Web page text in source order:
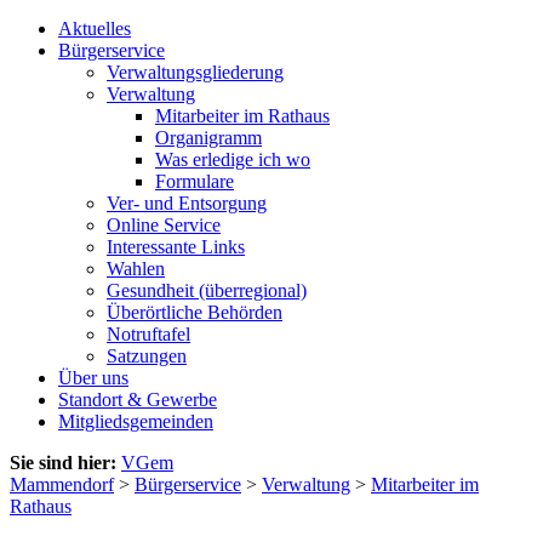
Aktuelles
Bürgerservice
Verwaltungsgliederung
Verwaltung
Mitarbeiter im Rathaus
Organigramm
Was erledige ich wo
Formulare
Ver- und Entsorgung
Online Service
Interessante Links
Wahlen
Gesundheit (überregional)
Überörtliche Behörden
Notruftafel
Satzungen
Über uns
Standort & Gewerbe
Mitgliedsgemeinden
Sie sind hier: VGem
Mammendorf> Bürgerservice > Verwaltung > Mitarbeiter im
Rathaus